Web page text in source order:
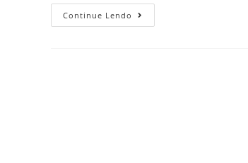
Continue Lendo